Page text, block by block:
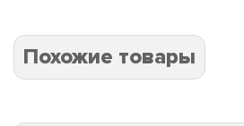
Похожие товары